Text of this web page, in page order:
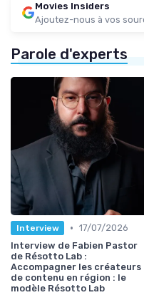
Movies Insiders
Ajoutez-nous à vos
Parole d'experts
Interview • 17/07/2026
Interview de Fabien Pastor
de Résotto Lab :
Accompagner les créateurs
de contenu en région : le
modèle Résotto Lab